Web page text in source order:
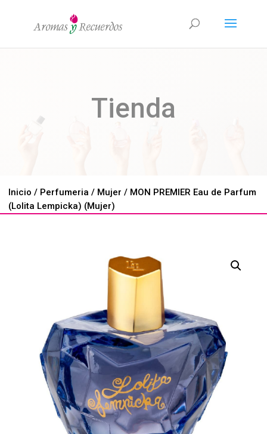
Tienda
Inicio / Perfumeria / Mujer / MON PREMIER Eau de Parfum
(Lolita Lempicka) (Mujer)